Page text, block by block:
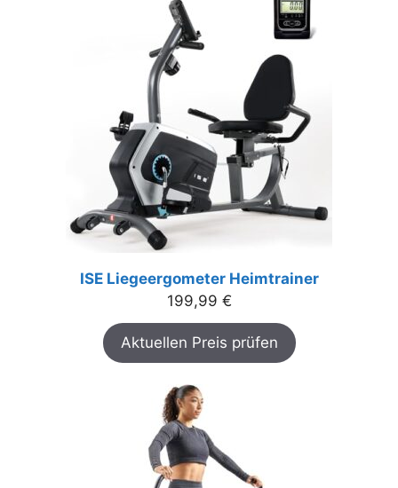
ISE Liegeergometer Heimtrainer
199,99 €
Aktuellen Preis prüfen